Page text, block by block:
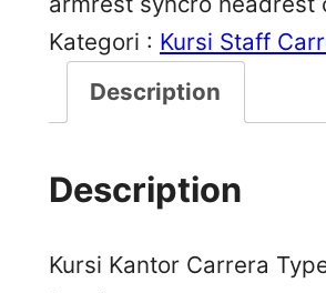
Kategori : Kursi Staff
Description
Description
Kursi Kantor Carrera